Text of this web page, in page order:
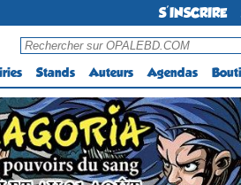
S'INSCRIRE
Stands Auteurs Agendas